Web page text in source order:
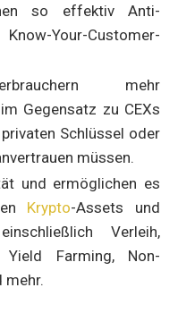
so effektiv Anti-
Your-Customer-
mehr
Gegensatz zu CEXs
Schlüssel oder
müssen.
und ermöglichen es
Krypto-Assets und
Verleih,
Yield Farming, Non-
mehr.